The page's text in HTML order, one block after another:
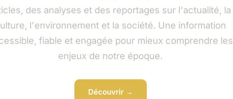
des analyses et des reportages sur l'actualité, la
l'environnement et la société. Une information
fiable et engagée pour mieux comprendre les
enjeux de notre époque.
Découvrir →